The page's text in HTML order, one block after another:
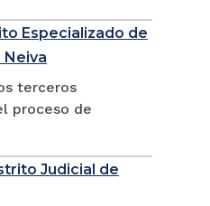
Especializado de
Neiva
terceros
proceso de
Judicial de